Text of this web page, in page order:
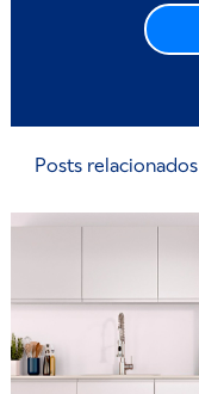
Posts relacionados